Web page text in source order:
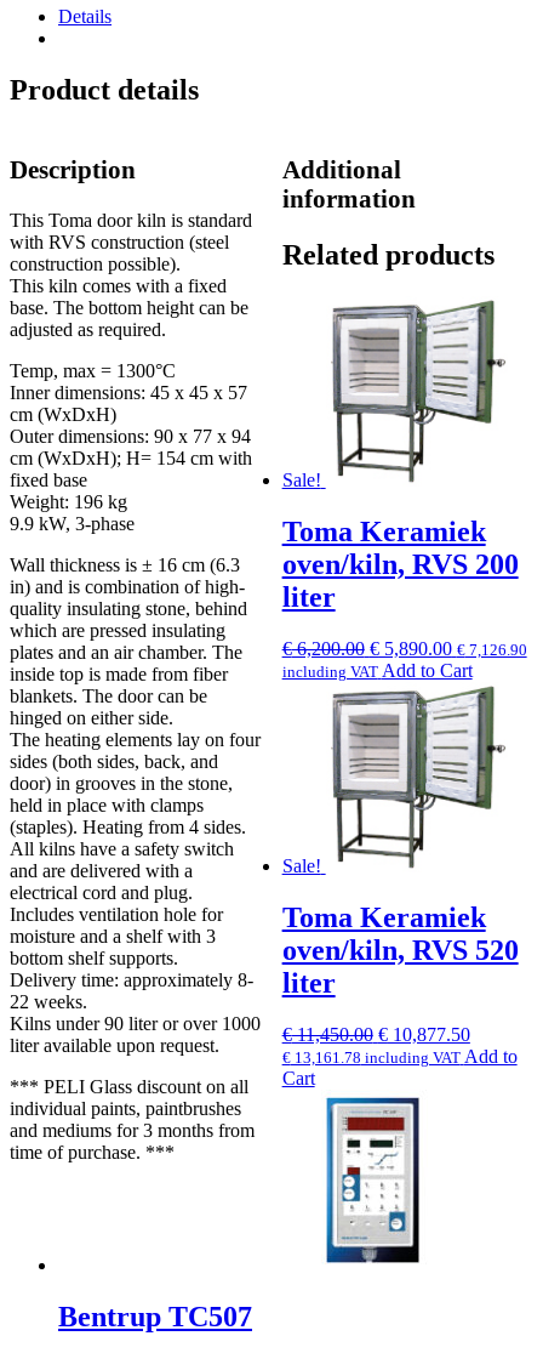
Details
Product details
Description
This Toma door kiln is standard
with RVS construction (steel
construction possible).
This kiln comes with a fixed
base. The bottom height can be
adjusted as required.
Temp, max = 1300°C
Inner dimensions: 45 x 45 x 57
cm (WxDxH)
Outer dimensions: 90 x 77 x 94
cm (WxDxH); H= 154 cm with
fixed base
Weight: 196 kg
9.9 kW, 3-phase
Wall thickness is ± 16 cm (6.3
in) and is combination of high-
quality insulating stone, behind
which are pressed insulating
plates and an air chamber. The
inside top is made from fiber
blankets. The door can be
hinged on either side.
The heating elements lay on four
sides (both sides, back, and
door) in grooves in the stone,
held in place with clamps
(staples). Heating from 4 sides.
All kilns have a safety switch
and are delivered with a
electrical cord and plug.
Includes ventilation hole for
moisture and a shelf with 3
bottom shelf supports.
Delivery time: approximately 8-
22 weeks.
Kilns under 90 liter or over 1000
liter available upon request.
*** PELI Glass discount on all
individual paints, paintbrushes
and mediums for 3 months from
time of purchase. ***
Additional
information
Related products
Sale!
Toma Keramiek
oven/kiln, RVS 200
liter
€6,200.00 Original
price
was:
€ 6,200.00.
€5,890.00Current
price
is:
€ 5,890.00.
€7,126.90
including VAT Add to Cart
Sale!
Toma Keramiek
oven/kiln, RVS 520
liter
€11,450.00 Original
price
€ 11,450.00.
€10,877.50Current
price
€13,161.78 including VAT Add to
Cart
Bentrup TC507